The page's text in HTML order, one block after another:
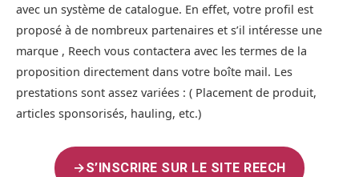
avec un système de catalogue. En effet, votre profil est
proposé à de nombreux partenaires et s’il intéresse une
marque , Reech vous contactera avec les termes de la
proposition directement dans votre boîte mail. Les
prestations sont assez variées : ( Placement de produit,
articles sponsorisés, hauling, etc.)
→S’INSCRIRE SUR LE SITE REECH